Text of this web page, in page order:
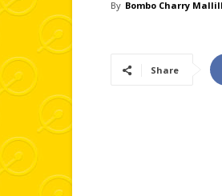
By Bombo Charry
Share